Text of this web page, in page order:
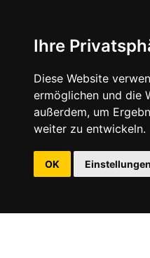
Ihre
Diese Website
ermöglichen und die
außerdem, um
weiter zu entwickeln.
OK